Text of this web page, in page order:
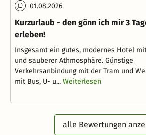
01.08.2026
Kurzurlaub - den gönn ich mir 3
erleben!
Insgesamt ein gutes, modernes Hotel
und sauberer Athmosphäre. Günstige
Verkehrsanbindung mit der Tram und
mit Bus, U- u... Weiterlesen
alle Bewertungen